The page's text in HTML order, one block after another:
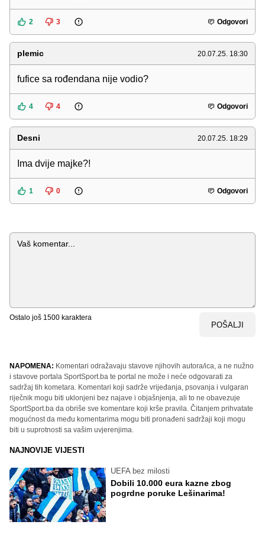
2 3 Odgovori
plemic 20.07.25. 18:30
fufice sa rođendana nije vodio?
4 4 Odgovori
Desni 20.07.25. 18:29
Ima dvije majke?!
1 0 Odgovori
Komentar
Ostalo još 1500 karaktera
POŠALJI
NAPOMENA: Komentari odražavaju stavove njihovih autora/ica, a ne nužno
i stavove portala SportSport.ba te portal ne može i neće odgovarati za
sadržaj tih kometara. Komentari koji sadrže vrijeđanja, psovanja i vulgaran
riječnik mogu biti uklonjeni bez najave i objašnjenja, ali to ne obavezuje
SportSport.ba da obriše sve komentare koji krše pravila. Čitanjem prihvatate
mogućnost da među komentarima mogu biti pronađeni sadržaji koji mogu
biti u suprotnosti sa vašim uvjerenjima.
NAJNOVIJE VIJESTI
UEFA bez milosti
Dobili 10.000 eura kazne zbog
pogrdne poruke Lešinarima!